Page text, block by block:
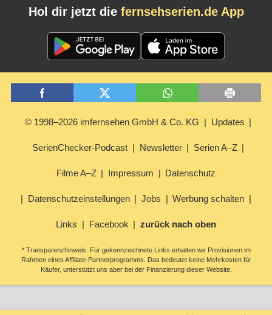
Hol dir jetzt die fernsehserien.de App
© 1998–2026 imfernsehen GmbH & Co. KG Updates
SerienChecker-Podcast Newsletter Serien A–Z
Filme A–Z Impressum Datenschutz
Datenschutzeinstellungen Jobs Werbung schalten
Links Facebook zurück nach oben
* Transparenzhinweis: Für gekennzeichnete Links erhalten wir Provisionen im
Rahmen eines Affiliate-Partnerprogramms. Das bedeutet keine Mehrkosten für
Käufer, unterstützt uns aber bei der Finanzierung dieser Website.